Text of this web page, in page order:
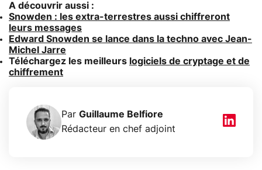
A découvrir aussi :
Snowden : les extra-terrestres aussi chiffreront
leurs messages
Edward Snowden se lance dans la techno avec Jean-
Michel Jarre
Téléchargez les meilleurs logiciels de cryptage et de
chiffrement
Par Guillaume Belfiore
Rédacteur en chef adjoint